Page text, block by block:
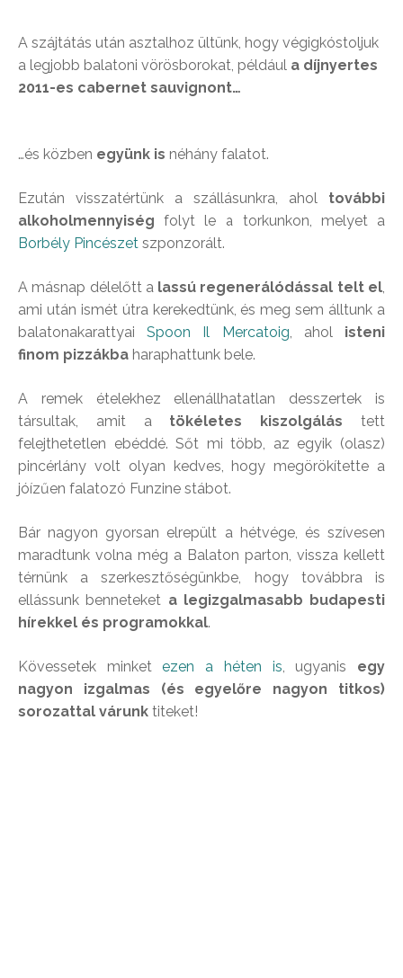
A szájtátás után asztalhoz ültünk, hogy végigkóstoljuk
a legjobb balatoni vörösborokat, például a díjnyertes
2011-es cabernet sauvignont…
…és közben együnk is néhány falatot.
Ezután visszatértünk a szállásunkra, ahol további
alkoholmennyiség folyt le a torkunkon, melyet a
Borbély Pincészet szponzorált.
A másnap délelőtt a lassú regenerálódással telt el,
ami után ismét útra kerekedtünk, és meg sem álltunk a
balatonakarattyaiSpoon Il Mercatoig, ahol isteni
finom pizzákba haraphattunk bele.
A remek ételekhez ellenállhatatlan desszertek is
társultak, amit a tökéletes kiszolgálás tett
felejthetetlen ebéddé. Sőt mi több, az egyik (olasz)
pincérlány volt olyan kedves, hogy megörökítette a
jóízűen falatozó Funzine stábot.
Bár nagyon gyorsan elrepült a hétvége, és szívesen
maradtunk volna még a Balaton parton, vissza kellett
térnünk a szerkesztőségünkbe, hogy továbbra is
ellássunk benneteket a legizgalmasabb budapesti
hírekkel és programokkal.
Kövessetek minketezen a héten is, ugyanis egy
nagyon izgalmas (és egyelőre nagyon titkos)
sorozattal várunk titeket!